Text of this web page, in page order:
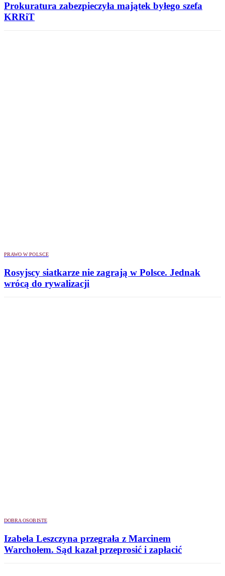
Prokuratura zabezpieczyła majątek byłego szefa
KRRiT
PRAWO W POLSCE
Rosyjscy siatkarze nie zagrają w Polsce. Jednak
wrócą do rywalizacji
DOBRA OSOBISTE
Izabela Leszczyna przegrała z Marcinem
Warchołem. Sąd kazał przeprosić i zapłacić